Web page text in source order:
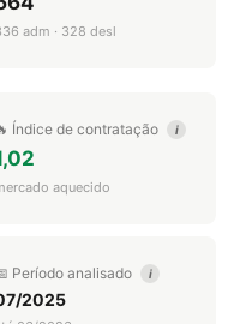
adm · 328 desl
Índice de contratação i
aquecido
Período analisado i
2025